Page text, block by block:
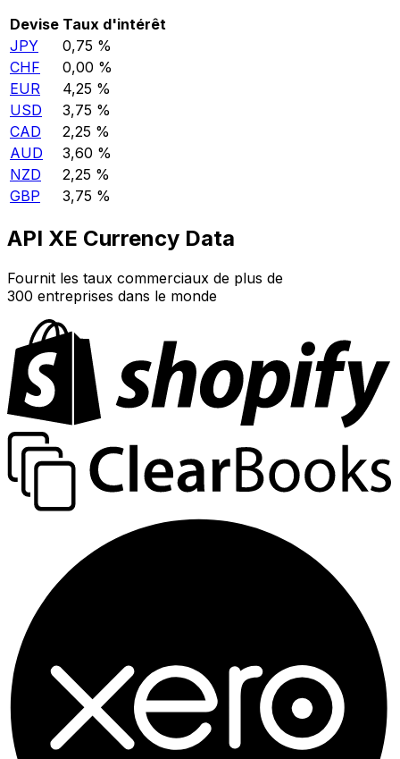
Devise Taux d'intérêt
JPY
0,75 %
CHF
0,00 %
EUR
4,25 %
USD
3,75 %
CAD
2,25 %
AUD
3,60 %
NZD
2,25 %
GBP
3,75 %
API XE Currency Data
Fournit les taux commerciaux de plus de
300 entreprises dans le monde